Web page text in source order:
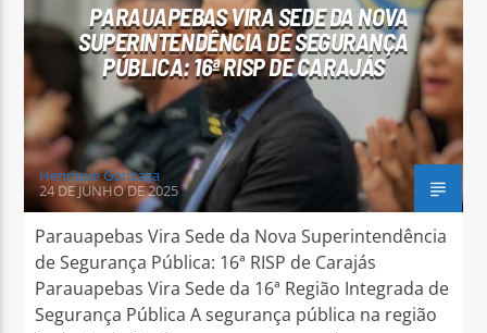
Arara Azul FM
PARAUAPEBAS VIRA SEDE DA NOVA
SUPERINTENDÊNCIA DE SEGURANÇA
PÚBLICA: 16ª RISP DE CARAJÁS
Henrique Gonzaga
24 DE JUNHO DE 2025
Parauapebas Vira Sede da Nova Superintendência
de Segurança Pública: 16ª RISP de Carajás
Parauapebas Vira Sede da 16ª Região Integrada de
Segurança Pública A segurança pública na região